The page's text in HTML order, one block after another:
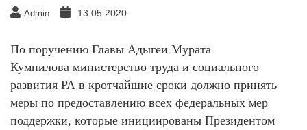
Admin 13.05.2020
По поручению Главы Адыгеи Мурата
Кумпилова министерство труда и социального
развития РА в кротчайшие сроки должно принять
меры по предоставлению всех федеральных мер
поддержки, которые инициированы Президентом